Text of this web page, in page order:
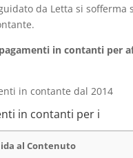
da Letta si sofferma
in contanti per
in contanti per i
al Contenuto